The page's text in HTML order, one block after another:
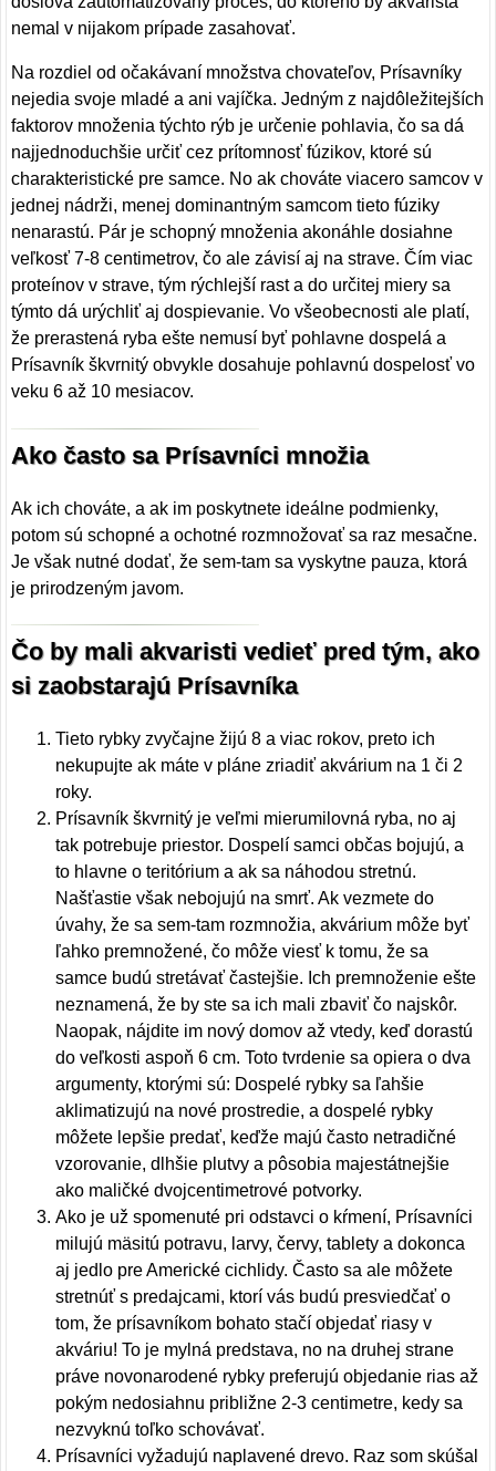
nemal v nijakom prípade zasahovať.
Na rozdiel od očakávaní množstva chovateľov, Prísavníky
nejedia svoje mladé a ani vajíčka. Jedným z najdôležitejších
faktorov množenia týchto rýb je určenie pohlavia, čo sa dá
najjednoduchšie určiť cez prítomnosť fúzikov, ktoré sú
charakteristické pre samce. No ak chováte viacero samcov v
jednej nádrži, menej dominantným samcom tieto fúziky
nenarastú. Pár je schopný množenia akonáhle dosiahne
veľkosť 7-8 centimetrov, čo ale závisí aj na strave. Čím viac
proteínov v strave, tým rýchlejší rast a do určitej miery sa
týmto dá urýchliť aj dospievanie. Vo všeobecnosti ale platí,
že prerastená ryba ešte nemusí byť pohlavne dospelá a
Prísavník škvrnitý obvykle dosahuje pohlavnú dospelosť vo
veku 6 až 10 mesiacov.
Ako často sa Prísavníci množia
Ak ich chováte, a ak im poskytnete ideálne podmienky,
potom sú schopné a ochotné rozmnožovať sa raz mesačne.
Je však nutné dodať, že sem-tam sa vyskytne pauza, ktorá
je prirodzeným javom.
Čo by mali akvaristi vedieť pred tým, ako
si zaobstarajú Prísavníka
Tieto rybky zvyčajne žijú 8 a viac rokov, preto ich
nekupujte ak máte v pláne zriadiť akvárium na 1 či 2
roky.
Prísavník škvrnitý je veľmi mierumilovná ryba, no aj
tak potrebuje priestor. Dospelí samci občas bojujú, a
to hlavne o teritórium a ak sa náhodou stretnú.
Našťastie však nebojujú na smrť. Ak vezmete do
úvahy, že sa sem-tam rozmnožia, akvárium môže byť
ľahko premnožené, čo môže viesť k tomu, že sa
samce budú stretávať častejšie. Ich premnoženie ešte
neznamená, že by ste sa ich mali zbaviť čo najskôr.
Naopak, nájdite im nový domov až vtedy, keď dorastú
do veľkosti aspoň 6 cm. Toto tvrdenie sa opiera o dva
argumenty, ktorými sú: Dospelé rybky sa ľahšie
aklimatizujú na nové prostredie, a dospelé rybky
môžete lepšie predať, keďže majú často netradičné
vzorovanie, dlhšie plutvy a pôsobia majestátnejšie
ako maličké dvojcentimetrové potvorky.
Ako je už spomenuté pri odstavci o kŕmení, Prísavníci
milujú mäsitú potravu, larvy, červy, tablety a dokonca
aj jedlo pre Americké cichlidy. Často sa ale môžete
stretnúť s predajcami, ktorí vás budú presviedčať o
tom, že prísavníkom bohato stačí objedať riasy v
akváriu! To je mylná predstava, no na druhej strane
práve novonarodené rybky preferujú objedanie rias až
pokým nedosiahnu približne 2-3 centimetre, kedy sa
nezvyknú toľko schovávať.
Prísavníci vyžadujú naplavené drevo. Raz som skúšal